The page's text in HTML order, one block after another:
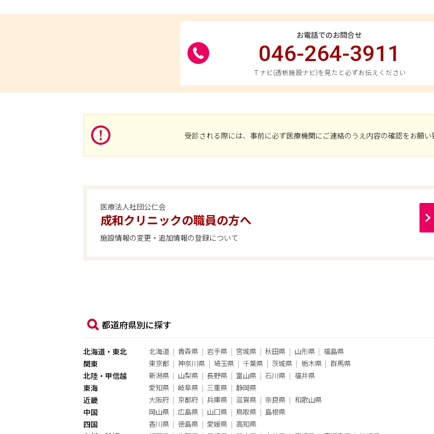
お電話でのお問合せ
046-264-3911
Ｔナビ(透析施設ナビ)を見たと必ずお伝えください
受診される際には、事前に必ず医療機関にご連絡のうえ内容の確認をお願い
医療法人社団公仁会
成和クリニックの職員の方へ
施設情報の変更・追加情報の登録について
都道府県別に探す
北海道・東北 北海道 青森県 岩手県 宮城県 秋田県 山形県
福島県
関東
東京都 神奈川県 埼玉県 千葉県 茨城県 栃木県
群馬県
北陸・甲信越
新潟県 山梨県 長野県 富山県 石川県
福井県
東海
愛知県 岐阜県 三重県
静岡県
近畿
大阪府 京都府 兵庫県 滋賀県 奈良県
和歌山県
中国
岡山県 広島県 山口県 鳥取県
島根県
四国
香川県 徳島県 愛媛県
高知県